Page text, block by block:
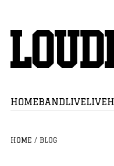
HOMEBANDLIVE
HOME / BLOG